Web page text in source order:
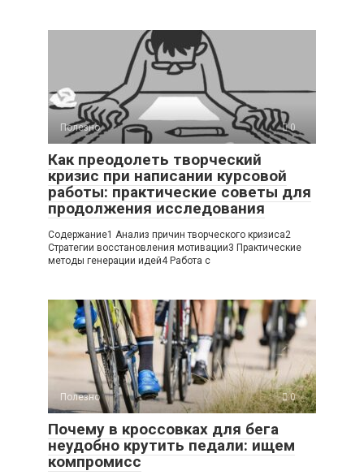
Полезно 0
Как преодолеть творческий
кризис при написании курсовой
работы: практические советы для
продолжения исследования
Содержание1 Анализ причин творческого кризиса2
Стратегии восстановления мотивации3 Практические
методы генерации идей4 Работа с
Полезно 0
Почему в кроссовках для бега
неудобно крутить педали: ищем
компромисс